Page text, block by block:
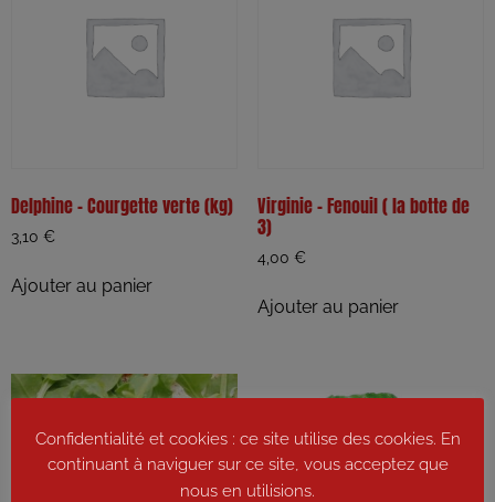
Delphine – Courgette verte (kg)
3,10 €
Ajouter au panier
Virginie – Fenouil ( la botte de
3)
4,00 €
Ajouter au panier
Confidentialité et cookies : ce site utilise des cookies. En
continuant à naviguer sur ce site, vous acceptez que
nous en utilisions.